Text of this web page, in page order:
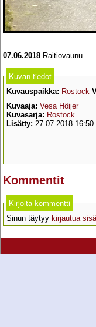
07.06.2018 Raitiovaunu.
Kuvan tiedot
Kuvauspaikka: Rostock
Kuvaaja: Vesa Höijer
Kuvasarja: Rostock
Lisätty: 27.07.2018 16:50
Kommentit
Kirjoita kommentti
Sinun täytyy kirjautua